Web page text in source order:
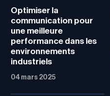
Optimiser la
communication pour
une meilleure
performance dans les
environnements
industriels
04 mars 2025